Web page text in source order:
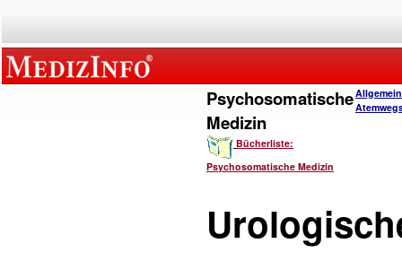
Psychosomatische
Medizin
Bücherliste:
Psychosomatische Medizin